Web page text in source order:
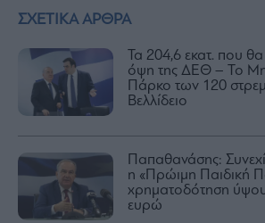
ΣΧΕΤΙΚΑ ΑΡΘΡΑ
Τα 204,6 εκατ. που
όψη της ΔΕΘ – Το
Πάρκο των 120
Βελλίδειο
Παπαθανάσης:
η «Πρώιμη Παιδική
χρηματοδότηση
ευρώ